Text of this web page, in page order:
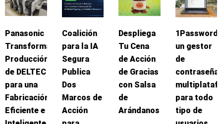
Panasonic
Transforma
Producción
de DELTEC
para una
Fabricación
Eficiente e
Coalición
para la IA
Segura
Publica
Dos
Marcos de
Acción
Despliega
Tu Cena
de Acción
de Gracias
con Salsa
de
Arándanos
1Password:
un gestor
de
para todo
tipo de